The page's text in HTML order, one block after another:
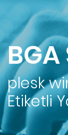
plesk
Etiketli